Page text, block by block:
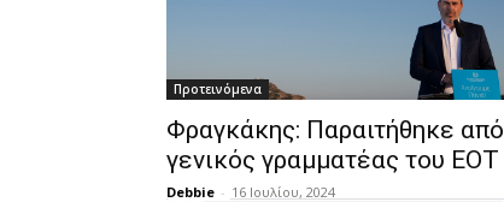
Προτεινόμενα
Φραγκάκης: Παραιτήθηκε από
γενικός γραμματέας του ΕΟΤ
Debbie - 16 Ιουλίου, 2024